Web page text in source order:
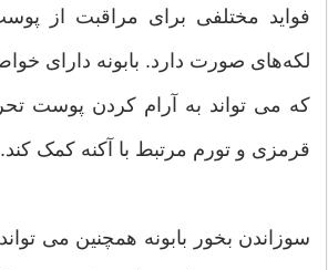
فواید مختلفی برای مراقبت از
لکه‌های صورت دارد. بابونه دارای
که می تواند به آرام کردن پوست
قرمزی و تورم مرتبط با آکنه کمک کند.
سوزاندن بخور بابونه همچنین می